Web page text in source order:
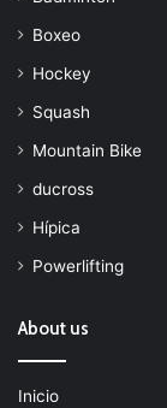
Boxeo
Hockey
Squash
Mountain Bike
ducross
Hípica
Powerlifting
About us
Inicio